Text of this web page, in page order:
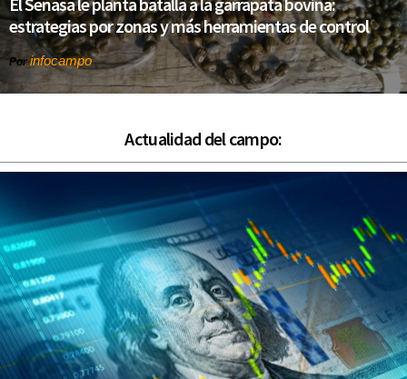
estrategias por zonas y más herramientas de control
Porinfocampo
Actualidad del campo: